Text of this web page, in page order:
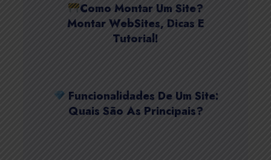
Como Montar Um Site?
Montar WebSites, Dicas E
Tutorial!
Funcionalidades De Um Site:
Quais São As Principais?